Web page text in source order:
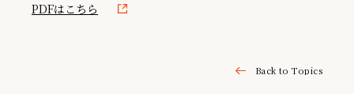
Foreign Investor
PDFはこちら
Back to Topics